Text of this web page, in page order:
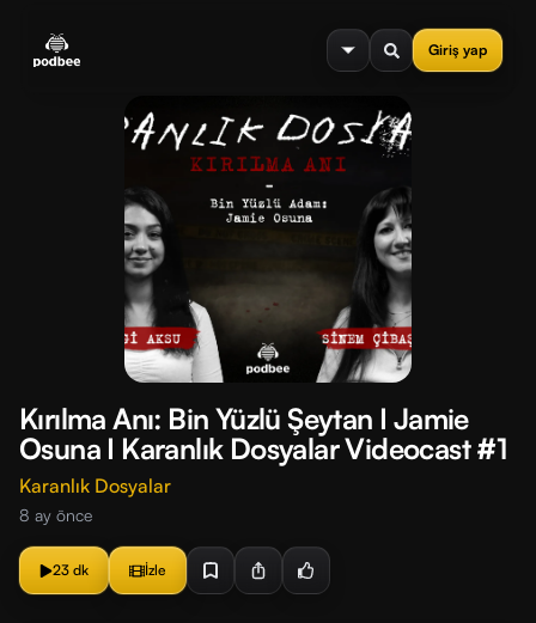
Giriş yap
menu
Kırılma Anı: Bin Yüzlü Şeytan I Jamie
Osuna I Karanlık Dosyalar Videocast #1
Karanlık Dosyalar
8 ay önce
23 dk İzle